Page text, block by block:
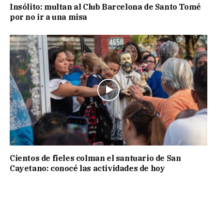
Insólito: multan al Club Barcelona de Santo Tomé
por no ir a una misa
Cientos de fieles colman el santuario de San
Cayetano: conocé las actividades de hoy